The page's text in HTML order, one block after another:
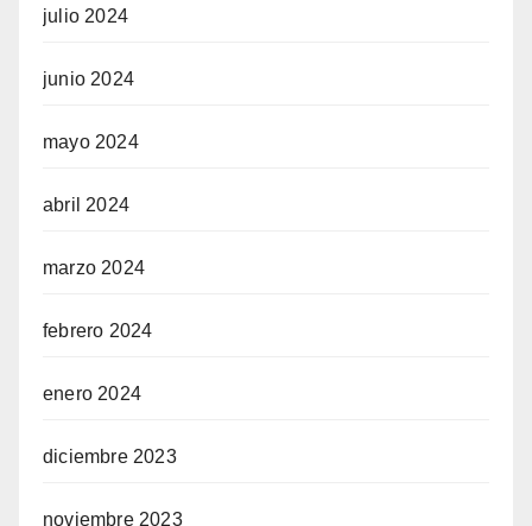
julio 2024
junio 2024
mayo 2024
abril 2024
marzo 2024
febrero 2024
enero 2024
diciembre 2023
noviembre 2023